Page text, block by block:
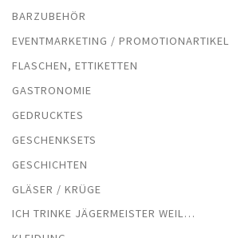
BARZUBEHÖR
EVENTMARKETING / PROMOTIONARTIKEL
FLASCHEN, ETTIKETTEN
GASTRONOMIE
GEDRUCKTES
GESCHENKSETS
GESCHICHTEN
GLÄSER / KRÜGE
ICH TRINKE JÄGERMEISTER WEIL…